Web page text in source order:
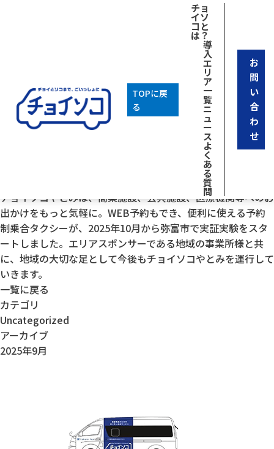
TOPに戻
る
チョ
イソ
コと
は？
導
入
エ
リ
ア
一
覧
ニ
ュ
ー
ス
よ
く
あ
る
質
問
お
問
い
合
わ
せ
チョイソコやとみは、商業施設、公共施設、医療機関等へのお
出かけをもっと気軽に。WEB予約もでき、便利に使える予約
制乗合タクシーが、2025年10月から弥富市で実証実験をスタ
ートしました。エリアスポンサーである地域の事業所様と共
に、地域の大切な足として今後もチョイソコやとみを運行して
いきます。
一覧に戻る
カテゴリ
Uncategorized
アーカイブ
2025年9月